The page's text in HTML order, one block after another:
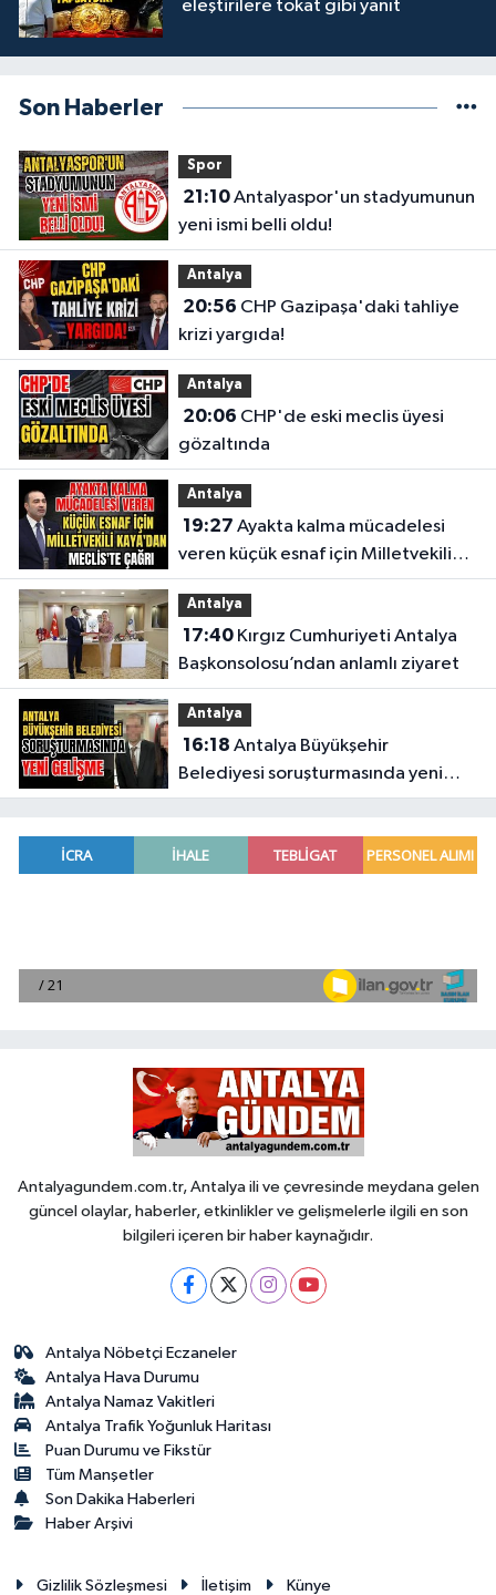
eleştirilere tokat gibi yanıt
Son Haberler
Spor
21:10Antalyaspor'un stadyumunun
yeni ismi belli oldu!
Antalya
20:56
krizi yargıda!
Antalya
20:06
gözaltında
Antalya
19:27
veren küçük esnaf için Milletvekili
Kaya'dan Meclis'te çağrı
Antalya
17:40Kırgız Cumhuriyeti Antalya
Başkonsolosu’ndan anlamlı ziyaret
Antalya
16:18
Belediyesi soruşturmasında yeni
gelişme
Antalyagundem.com.tr, Antalya ili ve çevresinde meydana gelen
güncel olaylar, haberler, etkinlikler ve gelişmelerle ilgili en son
bilgileri içeren bir haber kaynağıdır.
Antalya Nöbetçi Eczaneler
Antalya Hava Durumu
Antalya Namaz Vakitleri
Antalya Trafik Yoğunluk Haritası
Puan Durumu ve Fikstür
Tüm Manşetler
Son Dakika Haberleri
Haber Arşivi
Gizlilik Sözleşmesi İletişim Künye